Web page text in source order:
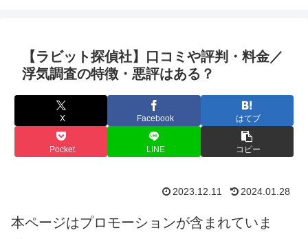
【ラビット探偵社】口コミや評判・料金／
浮気調査の特徴・悪評はある？
X Facebook はてブ
Pocket LINE コピー
2023.12.11 2024.01.28
本ページはプロモーションが含まれていま